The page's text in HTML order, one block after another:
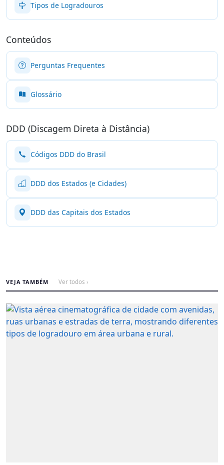
Tipos de Logradouros
Conteúdos
Perguntas Frequentes
Glossário
DDD (Discagem Direta à Distância)
Códigos DDD do Brasil
DDD dos Estados (e Cidades)
DDD das Capitais dos Estados
VEJA TAMBÉM Ver todos ›